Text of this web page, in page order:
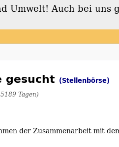
Umwelt
gesucht (Stellenbörse)
Tagen)
der Zusammenarbeit mit
Umwelt! Auch bei uns